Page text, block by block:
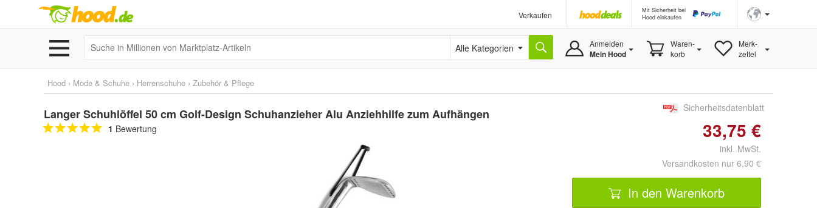
Verkaufen
Mit Sicherheit bei
Hood einkaufen
Alle Kategorien Anmelden
Mein Hood
Waren-
korb
Merk-
zettel
Hood › Mode & Schuhe › Herrenschuhe › Zubehör & Pflege
Langer Schuhlöffel 50 cm Golf-Design Schuhanzieher Alu Anziehhilfe zum Aufhängen
1 Bewertung
Sicherheitsdatenblatt
33,75 €
inkl. MwSt.
Versandkosten nur 6,90 €
In den Warenkorb